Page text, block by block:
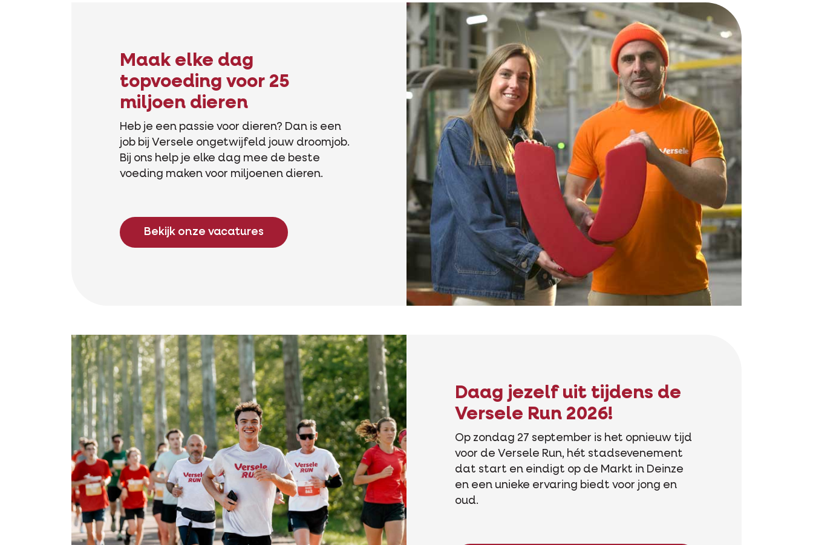
Maak elke dag
topvoeding voor 25
miljoen dieren
Heb je een passie voor dieren? Dan is een
job bij Versele ongetwijfeld jouw droomjob.
Bij ons help je elke dag mee de beste
voeding maken voor miljoenen dieren.
Bekijk onze vacatures
Daag jezelf uit tijdens de
Versele Run 2026!
Op zondag 27 september is het opnieuw tijd
voor de Versele Run, hét stadsevenement
dat start en eindigt op de Markt in Deinze
en een unieke ervaring biedt voor jong en
oud.